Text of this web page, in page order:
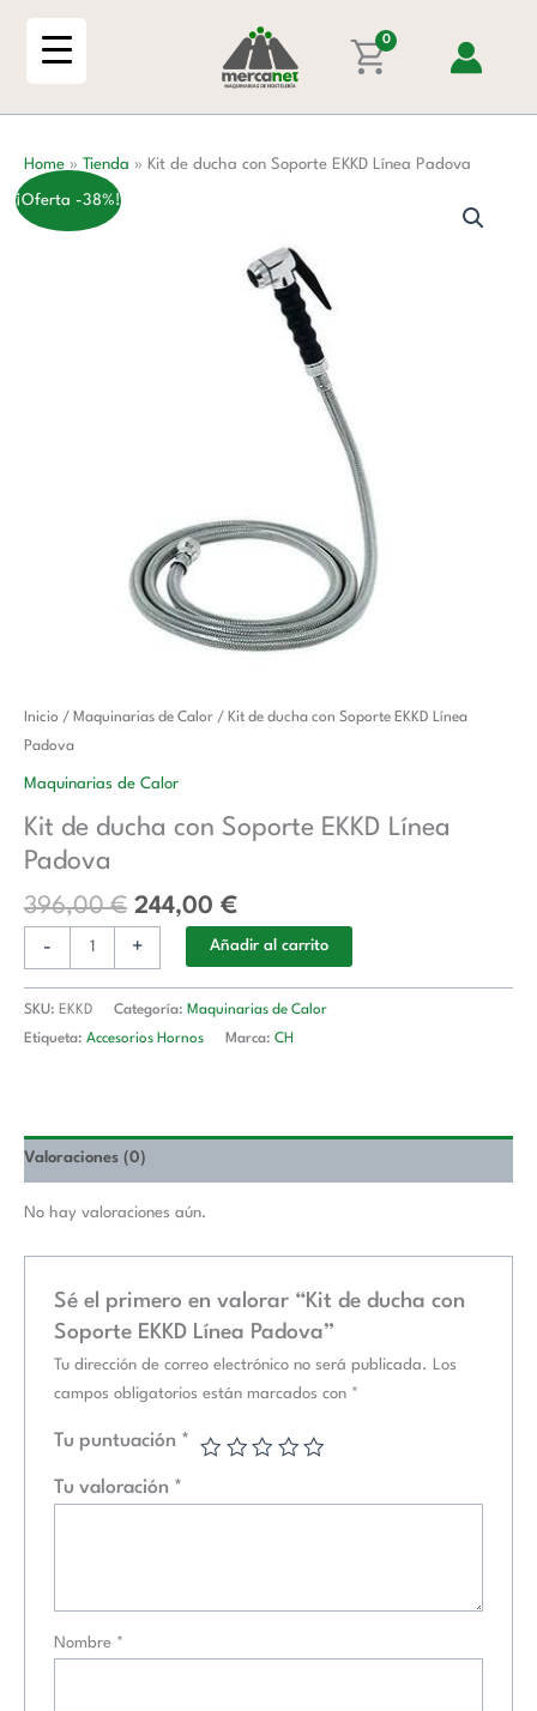
0
Home » Tienda » Kit de ducha con Soporte EKKD Línea Padova
¡Oferta -38%!
Inicio / Maquinarias de Calor / Kit de ducha con Soporte EKKD Línea
Padova
Maquinarias de Calor
Kit de ducha con Soporte EKKD Línea
Padova
396,00€
El
original
396,00 €.
244,00 €
El
244,00 €.
-
Kit
de
ducha
Soporte
EKKD
Padova
cantidad
+ Añadir al carrito
SKU: EKKD Categoría: Maquinarias de Calor
Etiqueta: Accesorios Hornos Marca: CH
Valoraciones (0)
No hay valoraciones aún.
Sé el primero en valorar “Kit de ducha con
Soporte EKKD Línea Padova”
Tu dirección de correo electrónico no será publicada.
Los
campos obligatorios están marcados con *
Tu puntuación *
Tu valoración *
Nombre *
Soporte
EKKD
Línea
cantidad